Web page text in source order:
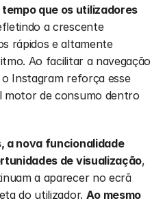
que os utilizadores
a crescente
rápidos e altamente
Ao facilitar a navegação
Instagram reforça esse
de consumo dentro
a nova funcionalidade
de visualização,
a aparecer no ecrã
do utilizador. Ao mesmo